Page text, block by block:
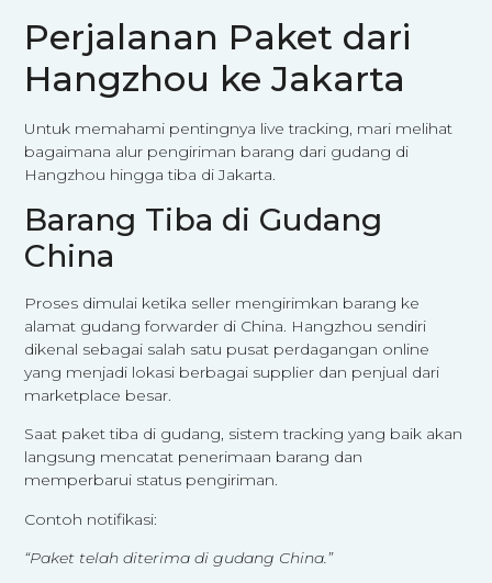
Perjalanan Paket dari
Hangzhou ke Jakarta
Untuk memahami pentingnya live tracking, mari melihat
bagaimana alur pengiriman barang dari gudang di
Hangzhou hingga tiba di Jakarta.
Barang Tiba di Gudang
China
Proses dimulai ketika seller mengirimkan barang ke
alamat gudang forwarder di China. Hangzhou sendiri
dikenal sebagai salah satu pusat perdagangan online
yang menjadi lokasi berbagai supplier dan penjual dari
marketplace besar.
Saat paket tiba di gudang, sistem tracking yang baik akan
langsung mencatat penerimaan barang dan
memperbarui status pengiriman.
Contoh notifikasi:
“Paket telah diterima di gudang China.”